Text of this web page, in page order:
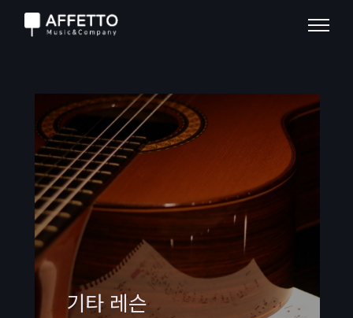
기타 레슨